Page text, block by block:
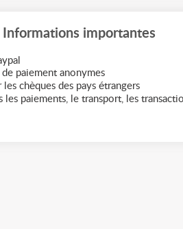
Informations importantes
paiement anonymes
chèques des pays étrangers
paiements, le transport, les